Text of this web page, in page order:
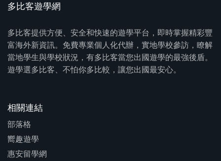
多比客遊學網
多比客提供方便、安全和快速的遊學平台，即時掌握精彩豐
富海外新資訊。免費專業個人化代辦，實地學校參訪，瞭解
當地學生與學校狀況，有多比客當您出國遊學的最強後盾。
遊學選多比客、不怕你多比較，讓您出國最安心。
相關連結
部落格
嚮趣遊學
惠安留學網